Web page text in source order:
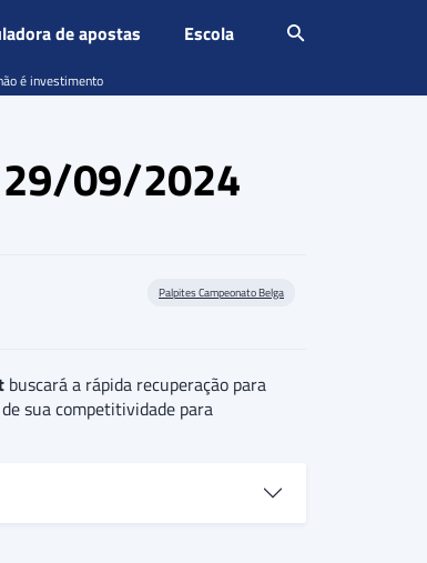
de apostas Escola
29/09/2024
Palpites Campeonato Belga
buscará a rápida recuperação para
sua competitividade para
é investimento